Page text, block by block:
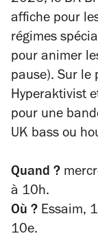
affiche pour
régimes
pour animer
pause). Sur le
Hyperaktivist
pour une
UK bass ou
Quand ?
à 10h.
Où ? Essaim,
10e.